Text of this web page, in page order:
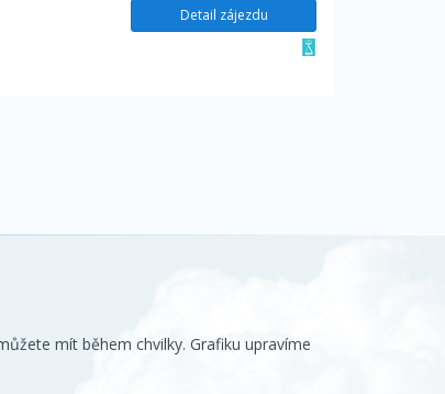
Detail zájezdu
mít během chvilky. Grafiku upravíme